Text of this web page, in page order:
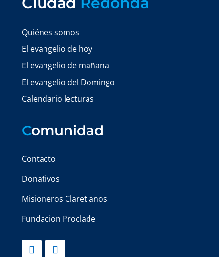
Quiénes somos
El evangelio de hoy
El evangelio de mañana
El evangelio del Domingo
Calendario lecturas
Comunidad
Contacto
Donativos
Misioneros Claretianos
Fundacion Proclade